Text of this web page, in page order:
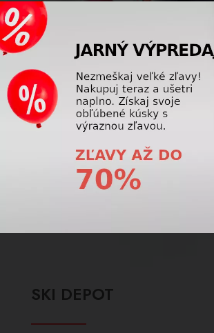
VÝSTROJ PRE
ZADARMO
VIAC
INFO
SKI DEPOT